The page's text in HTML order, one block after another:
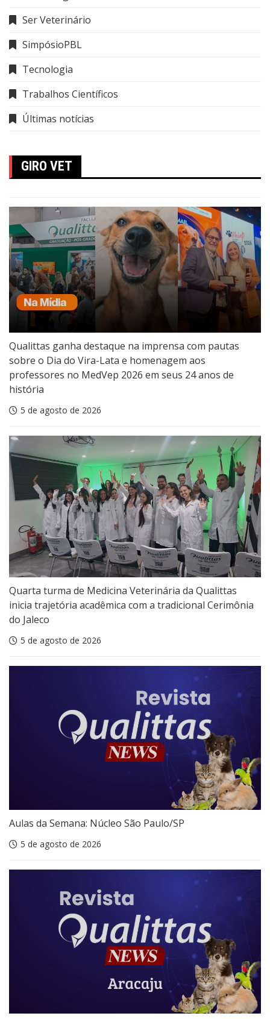
Ser Veterinário
SimpósioPBL
Tecnologia
Trabalhos Científicos
Últimas notícias
GIRO VET
Qualittas ganha destaque na imprensa com pautas
sobre o Dia do Vira-Lata e homenagem aos
professores no MedVep 2026 em seus 24 anos de
história
5 de agosto de 2026
Quarta turma de Medicina Veterinária da Qualittas
inicia trajetória acadêmica com a tradicional Cerimônia
do Jaleco
5 de agosto de 2026
Aulas da Semana: Núcleo São Paulo/SP
5 de agosto de 2026